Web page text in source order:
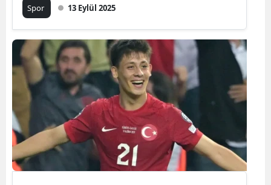
Spor 13 Eylül 2025